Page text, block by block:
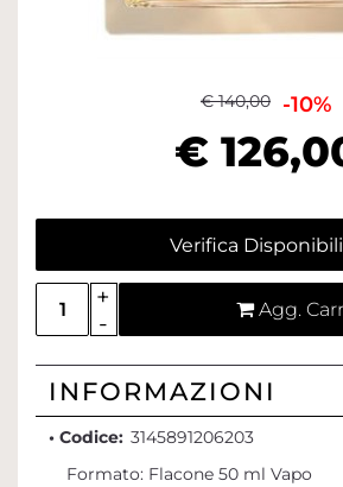
€ 140,00 -10%
€
Verifica
Quantità
Agg.
INFORMAZIONI
• Codice: 3145891206203
Formato: Flacone 50 ml Vapo